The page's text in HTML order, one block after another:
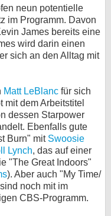
neun potentielle
im Programm. Davon
James bereits eine
wird darin einen
sich an den Alltag mit
Matt LeBlanc für sich
dem Arbeitstitel
dessen Starpower
Ebenfalls gute
Burn" mit Swoosie
Lynch, das auf einer
"The Great Indoors"
). Aber auch "My Time/
noch mit im
CBS-Programm.